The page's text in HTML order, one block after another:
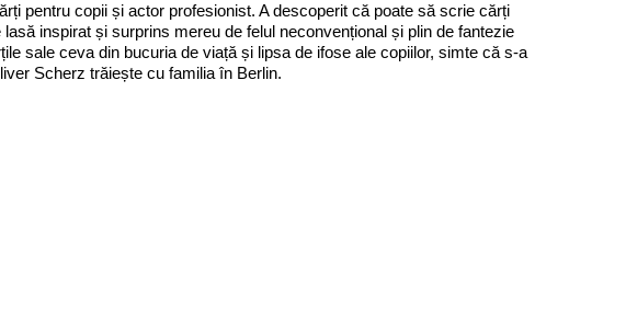
pentru copii și actor profesionist. A descoperit că poate să scrie cărți
inspirat și surprins mereu de felul neconvențional și plin de fantezie
sale ceva din bucuria de viață și lipsa de ifose ale copiilor, simte că s‑a
Scherz trăiește cu familia în Berlin.